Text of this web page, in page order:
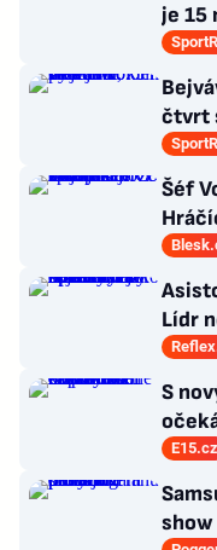
je 15
čtvrt
Šéf
Lídr
S
E15.cz